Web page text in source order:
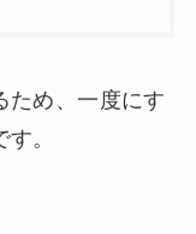
ため、一度にす
。